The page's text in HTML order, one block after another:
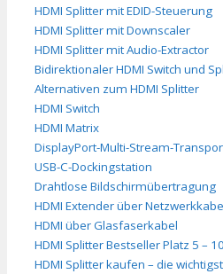
HDMI Splitter mit EDID-Steuerung
HDMI Splitter mit Downscaler
HDMI Splitter mit Audio-Extractor
Bidirektionaler HDMI Switch und
Alternativen zum HDMI Splitter
HDMI Switch
HDMI Matrix
DisplayPort-Multi-Stream-
USB-C-Dockingstation
Drahtlose Bildschirmübertragung
HDMI Extender über
HDMI über Glasfaserkabel
HDMI Splitter Bestseller Platz 5 – 10
HDMI Splitter kaufen – die